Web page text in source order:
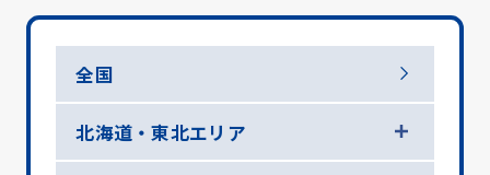
全国
北海道・東北エリア